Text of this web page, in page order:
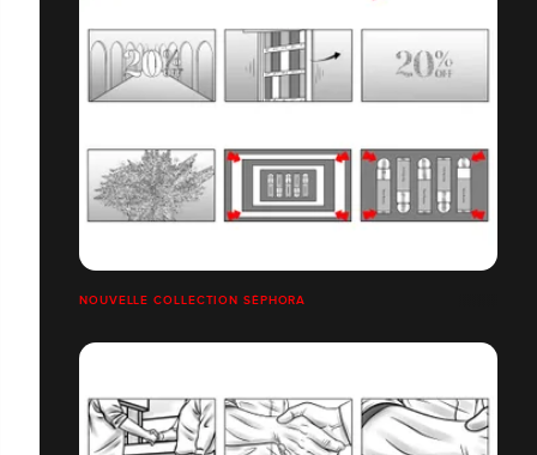
NOUVELLE COLLECTION SÉPHORA